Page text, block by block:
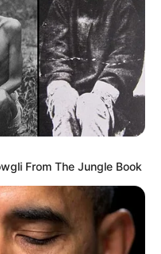
From The Jungle Book